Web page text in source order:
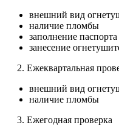
внешний вид
наличие пломбы
заполнение
занесение
2. Ежеквартальная
внешний вид
наличие пломбы
3. Ежегодная проверка